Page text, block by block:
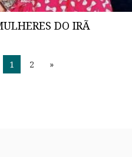
DO IRÃ
1 2 »